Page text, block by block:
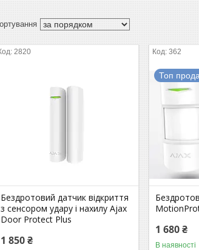
2820
Бездротовий датчик відкриття
з сенсором удару і нахилу Ajax
Door Protect Plus
1 850 ₴
362
Топ
1 680 ₴
В наявності